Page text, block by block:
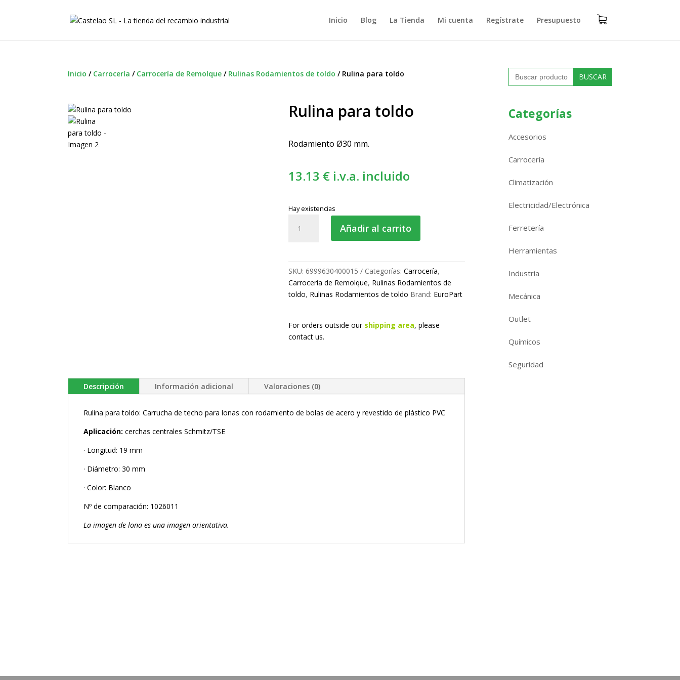
Inicio Blog La Tienda Mi cuenta Regístrate Presupuesto
Inicio / Carrocería / Carrocería de Remolque / Rulinas Rodamientos de toldo / Rulina para toldo
Rulina para toldo
Rodamiento Ø30 mm.
13.13 € i.v.a. incluido
Hay existencias
para
Añadir al carrito
SKU: 6999630400015 Categorías: Carrocería,
Carrocería de Remolque, Rulinas Rodamientos de
toldo, Rulinas Rodamientos de toldo Brand: EuroPart
For orders outside our shipping area, please
contact us.
Descripción Información adicional Valoraciones (0)
Rulina para toldo: Carrucha de techo para lonas con rodamiento de bolas de acero y revestido de plástico PVC
Aplicación: cerchas centrales Schmitz/TSE
· Longitud: 19 mm
· Diámetro: 30 mm
· Color: Blanco
Nº de comparación: 1026011
La imagen de lona es una imagen orientativa.
Buscar:
Categorías
Accesorios
Carrocería
Climatización
Electricidad/Electrónica
Ferretería
Herramientas
Industria
Mecánica
Outlet
Químicos
Seguridad